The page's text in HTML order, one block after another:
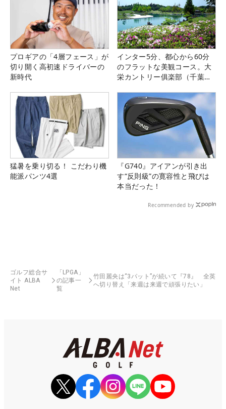
プロギアの「4層フェース」が
切り開く高初速ドライバーの
新時代
インター5分、都心から60分
のフラットな美観コース。大
栄カントリー俱楽部（千葉
猛暑を乗り切る！ こだわり機
能派パンツ4選
『G740』アイアンが引き出
す“反則級”の寛容性と飛びは
本当だった！
Recommended by
ゴルフ総合サ
イト ALBA
Net
「LPGA」
の記事一
覧
竹田麗央は“3パット”が続いて『78』 全英
へ切り替え「来週は来週で頑張りたい」